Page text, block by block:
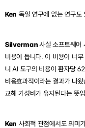
Ken 독일 연구에 없는 연구도
Silverman 사실 소프트웨어
비용이 듭니다. 이 비용이 너무
니 AI 도구의 비용이 환자당
비용효과적이라는 결과가 나
교해 가성비가 유지된다는 뜻
Ken 사회적 관점에서도 의미